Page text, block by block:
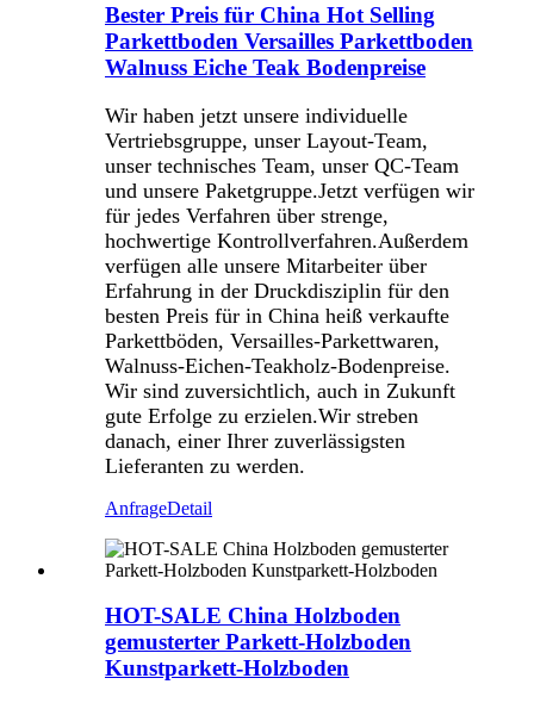
Bester Preis für China Hot Selling
Parkettboden Versailles Parkettboden
Walnuss Eiche Teak Bodenpreise
Wir haben jetzt unsere individuelle
Vertriebsgruppe, unser Layout-Team,
unser technisches Team, unser QC-Team
und unsere Paketgruppe.Jetzt verfügen wir
für jedes Verfahren über strenge,
hochwertige Kontrollverfahren.Außerdem
verfügen alle unsere Mitarbeiter über
Erfahrung in der Druckdisziplin für den
besten Preis für in China heiß verkaufte
Parkettböden, Versailles-Parkettwaren,
Walnuss-Eichen-Teakholz-Bodenpreise.
Wir sind zuversichtlich, auch in Zukunft
gute Erfolge zu erzielen.Wir streben
danach, einer Ihrer zuverlässigsten
Lieferanten zu werden.
AnfrageDetail
HOT-SALE China Holzboden
gemusterter Parkett-Holzboden
Kunstparkett-Holzboden